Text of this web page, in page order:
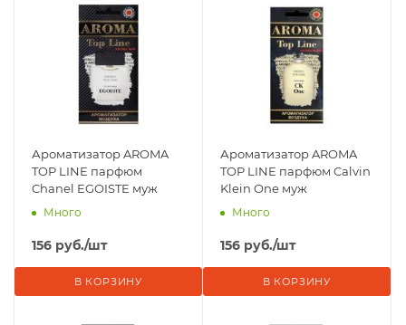
Ароматизатор AROMA
TOP LINE парфюм
Chanel EGOISTE муж
Много
156 руб./шт
В КОРЗИНУ
Ароматизатор AROMA
TOP LINE парфюм Calvin
Klein One муж
Много
156 руб./шт
В КОРЗИНУ